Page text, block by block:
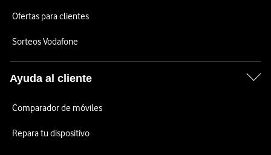
Ofertas para clientes
Sorteos Vodafone
Ayuda al cliente
Comparador de móviles
Repara tu dispositivo